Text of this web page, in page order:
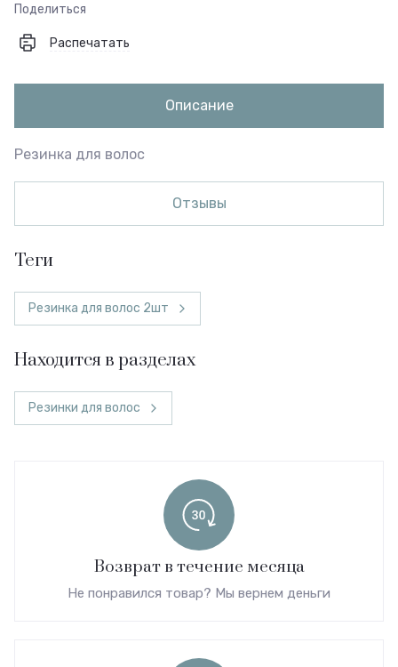
Поделиться
Распечатать
Описание
Резинка для волос
Отзывы
теги
Резинка для волос 2шт
Находится в разделах
Резинки для волос
Возврат в течение месяца
Не понравился товар? Мы вернем деньги